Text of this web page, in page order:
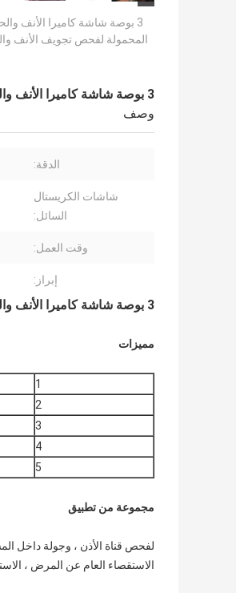
3 بوصة شاشة كاميرا الأنف
3 بوصة شاشة كاميرا الأنف والحنجرة المحمولة لفحص تجويف الأنف والحنجرة بدقة 640 * 480
وصف
الدقة:
شاشات الكريستال
السائل:
وقت العمل:
إبراز:
3 بوصة شاشة كاميرا الأنف والحنجرة المحمولة لفحص تجويف الأنف والحنجرة بدقة 640 * 480
مميزات
1
2
3
4
5
مجموعة من تطبيق
لفحص قناة الأذن ، وجولة داخل
الاستقصاء العام عن المرض ،